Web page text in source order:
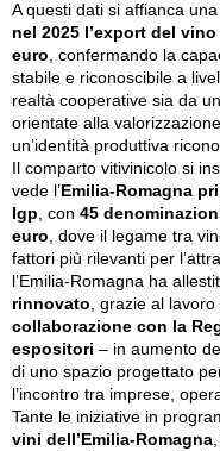
A questi dati si affianca
nel 2025 l’export del vino
euro, confermando la
stabile e riconoscibile a
realtà cooperative sia da
orientate alla
un’identità produttiva
Il comparto vitivinicolo si
vede l’ Emilia-Romagna
Igp, con 45
euro, dove il legame tra
fattori più rilevanti per
l’Emilia-Romagna ha
rinnovato, grazie al lavoro
collaborazione con la
espositori – in aumento del
di uno spazio progettato
l’incontro tra imprese,
Tante le iniziative in
vini dell’Emilia-Romagna